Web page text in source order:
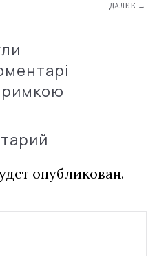
ДАЛЕЕ →
опубликован.